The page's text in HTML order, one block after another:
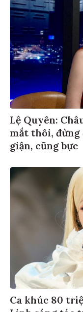
Lệ Quyên:
mắt thôi, đừng
giận, cũng bực
Ca khúc 80